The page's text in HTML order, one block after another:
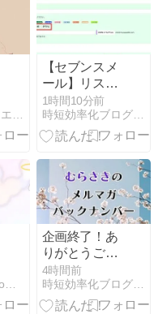
【セブンスメ
ール】リスト
を重複させず
に別シナリオ
へ登録する手
1時間10分前
時短効率化ブログのズボラボ
企画終了！あ
りがとうござ
いました！
4時間前
時短効率化ブログのズボラボ